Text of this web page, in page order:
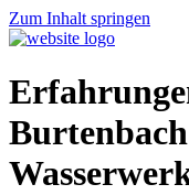
Zum Inhalt springen